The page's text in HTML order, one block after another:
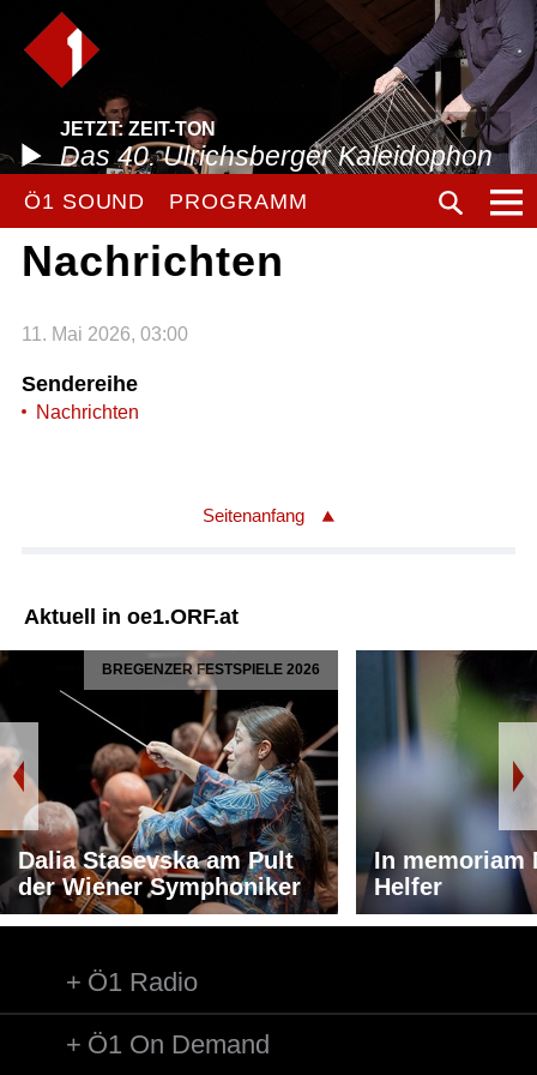
JETZT: ZEIT-TON
Das 40. Ulrichsberger Kaleidophon
Ö1 SOUND PROGRAMM
Nachrichten
11. Mai 2026, 03:00
Sendereihe
Nachrichten
Seitenanfang
Aktuell in oe1.ORF.at
BREGENZER FESTSPIELE 2026
Dalia Stasevska am Pult
der Wiener Symphoniker
In memoriam
Helfer
Ö1 Radio
Ö1 On Demand